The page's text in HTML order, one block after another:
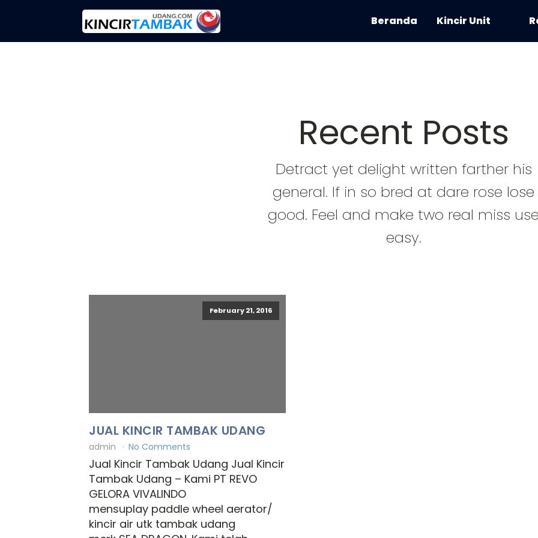
Beranda Kincir Unit
Recent Posts
Detract yet delight written farther his
general. If in so bred at dare rose lose
good. Feel and make two real miss use
easy.
February 21, 2016
JUAL KINCIR TAMBAK UDANG
admin No Comments
Jual Kincir Tambak Udang Jual Kincir
Tambak Udang – Kami PT REVO
GELORA VIVALINDO
mensuplay paddle wheel aerator/
kincir air utk tambak udang